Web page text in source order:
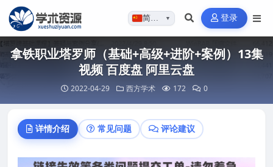
简体…▼ 登录
拿铁职业塔罗师（基础+高级+进阶+案例）13集
视频 百度盘 阿里云盘
2022-04-29 西方学术 172 0
详情介绍 常见问题 评论建议